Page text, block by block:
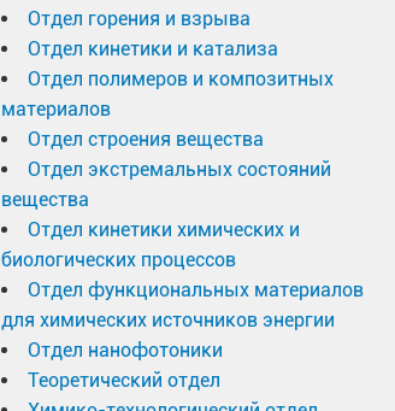
Отдел горения и взрыва
Отдел кинетики и катализа
Отдел полимеров и композитных
материалов
Отдел строения вещества
Отдел экстремальных состояний
вещества
Отдел кинетики химических и
биологических процессов
Отдел функциональных материалов
для химических источников энергии
Отдел нанофотоники
Теоретический отдел